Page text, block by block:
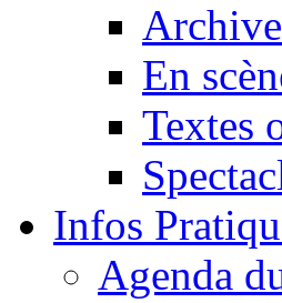
En
Textes
Infos
Agenda